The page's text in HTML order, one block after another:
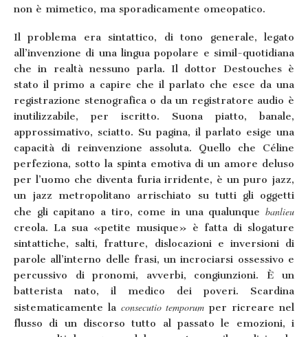
non è mimetico, ma sporadicamente omeopatico.
Il problema era sintattico, di tono generale, legato
all’invenzione di una lingua popolare e simil-quotidiana
che in realtà nessuno parla. Il dottor Destouches è
stato il primo a capire che il parlato che esce da una
registrazione stenografica o da un registratore audio è
inutilizzabile, per iscritto. Suona piatto, banale,
approssimativo, sciatto. Su pagina, il parlato esige una
capacità di reinvenzione assoluta. Quello che Céline
perfeziona, sotto la spinta emotiva di un amore deluso
per l’uomo che diventa furia irridente, è un puro jazz,
un jazz metropolitano arrischiato su tutti gli oggetti
che gli capitano a tiro, come in una qualunque banlieu
creola. La sua «petite musique» è fatta di slogature
sintattiche, salti, fratture, dislocazioni e inversioni di
parole all’interno delle frasi, un incrociarsi ossessivo e
percussivo di pronomi, avverbi, congiunzioni. È un
batterista nato, il medico dei poveri. Scardina
sistematicamente la consecutio temporum per ricreare nel
flusso di un discorso tutto al passato le emozioni, i